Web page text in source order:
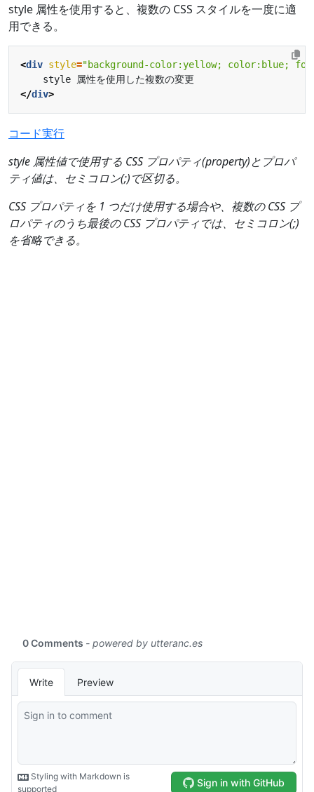
style 属性を使用すると、複数の CSS スタイルを一度に適
用できる。
<div style="background-color:yellow; color:blue;
</div>
コード実行
style 属性値で使用する CSS プロパティ(property)とプロパ
ティ値は、セミコロン(;)で区切る。
CSS プロパティを 1 つだけ使用する場合や、複数の CSS プ
ロパティのうち最後の CSS プロパティでは、セミコロン(;)
を省略できる。